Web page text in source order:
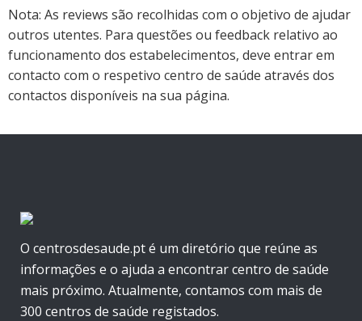
Nota: As reviews são recolhidas com o objetivo de ajudar
outros utentes. Para questões ou feedback relativo ao
funcionamento dos estabelecimentos, deve entrar em
contacto com o respetivo centro de saúde através dos
contactos disponíveis na sua página.
O centrosdesaude.pt é um diretório que reúne as
informações e o ajuda a encontrar centro de saúde
mais próximo. Atualmente, contamos com mais de
300 centros de saúde registados.